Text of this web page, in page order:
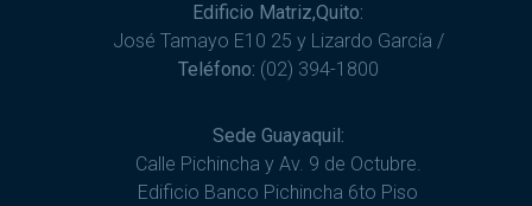
Edificio Matriz,Quito:
José Tamayo E10 25 y Lizardo García /
Teléfono: (02) 394-1800
Sede Guayaquil:
Calle Pichincha y Av. 9 de Octubre.
Edificio Banco Pichincha 6to Piso